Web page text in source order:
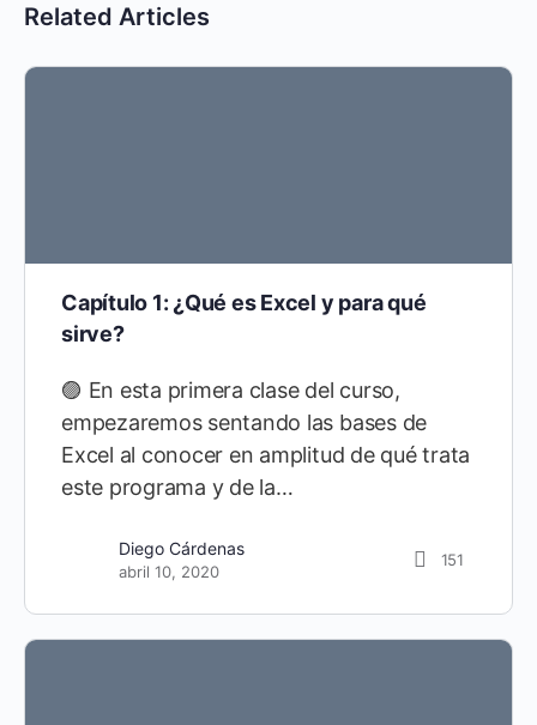
Related Articles
Capítulo 1: ¿Qué es Excel y para qué
sirve?
🟣 En esta primera clase del curso,
empezaremos sentando las bases de
Excel al conocer en amplitud de qué trata
este programa y de la…
Diego Cárdenas
abril 10, 2020
151